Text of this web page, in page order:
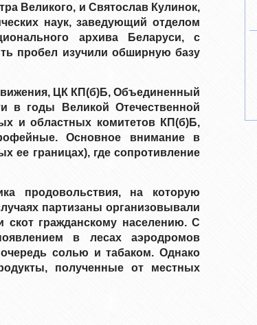
Великого, и Святослав Кулинок,
наук, заведующий отделом
архива Беларуси, с
пробел изучили обширную базу
ЦК КП(б)Б, Объединенный
в годы Великой Отечественной
и областных комитетов КП(б)Б,
Основное внимание в
ее границах), где сопротивление
продовольствия, на которую
партизаны организовывали
скот гражданскому населению. С
в лесах аэродромов
солью и табаком. Однако
полученные от местных